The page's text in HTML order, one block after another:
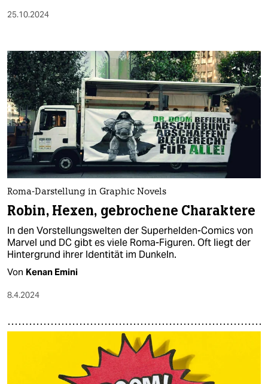
25.10.2024
Roma-Darstellung in Graphic Novels
Robin, Hexen, gebrochene Charaktere
In den Vorstellungswelten der Superhelden-Comics von
Marvel und DC gibt es viele Roma-Figuren. Oft liegt der
Hintergrund ihrer Identität im Dunkeln.
Von Kenan Emini
8.4.2024